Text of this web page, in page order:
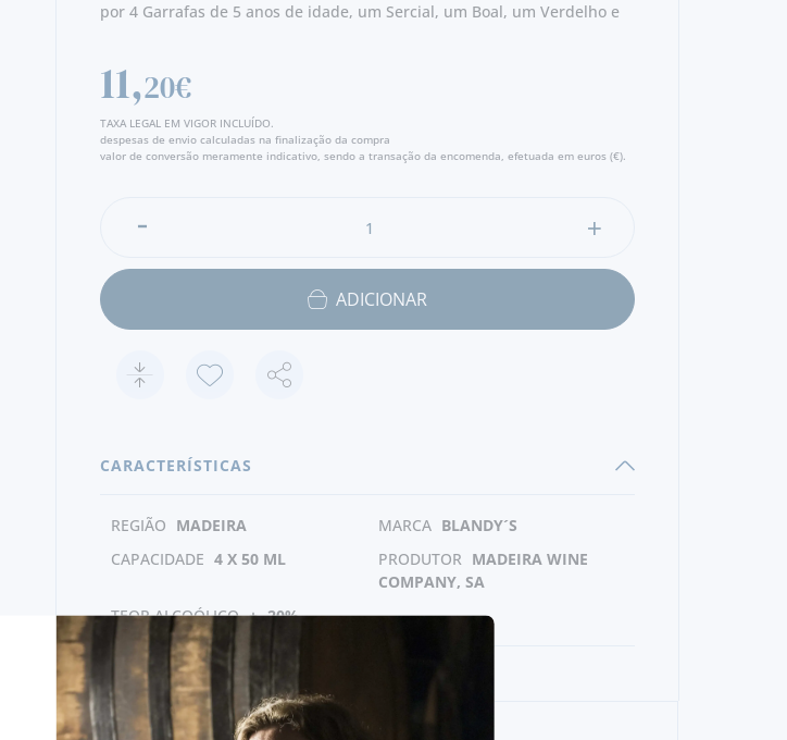
por 4 Garrafas de 5 anos de idade, um Sercial, um Boal, um Verdelho e
11,20€
TAXA LEGAL EM VIGOR INCLUÍDO.
despesas de envio calculadas na finalização da compra
valor de conversão meramente indicativo, sendo a transação da encomenda, efetuada em euros (€).
ADICIONAR
CARACTERÍSTICAS
REGIÃO MADEIRA MARCA BLANDY´S
CAPACIDADE 4 X 50 ML PRODUTOR MADEIRA WINE
COMPANY, SA
TEOR ALCOÓLICO +- 20%